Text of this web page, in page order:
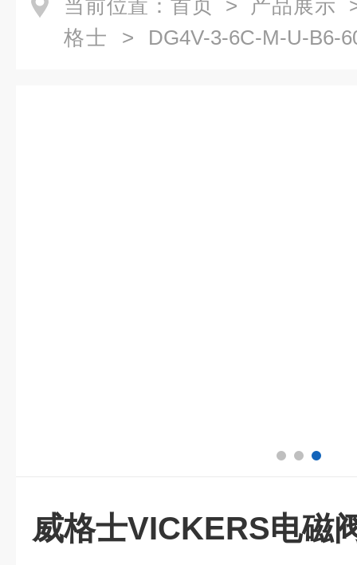
当前位置： 首页 > 产品展示
格士 > DG4V-3-6C-M-U-B6-
威格士VICKERS电磁